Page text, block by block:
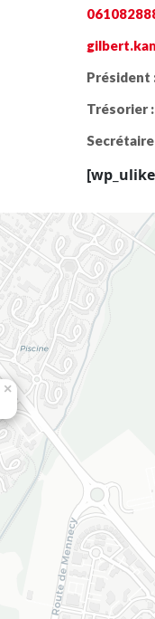
Président
Trésorier :
Secrétaire
×